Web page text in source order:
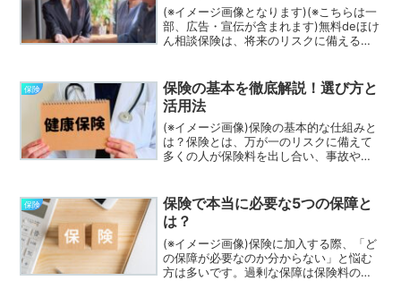
(※イメージ画像となります)(※こちらは一
部、広告・宣伝が含まれます)無料deほけ
ん相談保険は、将来のリスクに備える大
い人も多いのではないでしょうか。そん
な中、多くの人...
保険
保険の基本を徹底解説！選び方と
活用法
(※イメージ画像)保険の基本的な仕組みと
は？保険とは、万が一のリスクに備えて
多くの人が保険料を出し合い、事故や病
の保険料を支払い、もしもの際に備える
仕組みになっています...
保険
保険で本当に必要な5つの保障と
は？
(※イメージ画像)保険に加入する際、「ど
の保障が必要なのか分からない」と悩む
方は多いです。過剰な保障は保険料の無